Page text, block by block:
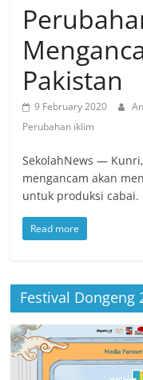
Pakistan
9 February 2020
Perubahan iklim
SekolahNews —
mengancam akan
untuk produksi cabai.
Read more
Festival Dongeng